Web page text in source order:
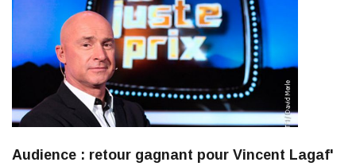
Audience : retour gagnant pour Vincent Lagaf'